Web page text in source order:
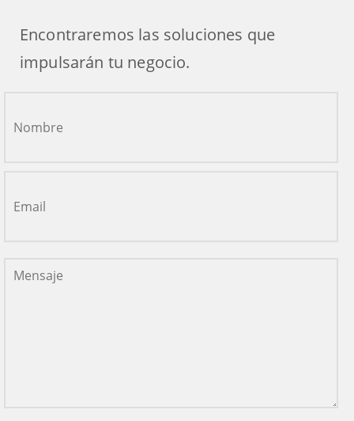
Encontraremos las soluciones que
impulsarán tu negocio.